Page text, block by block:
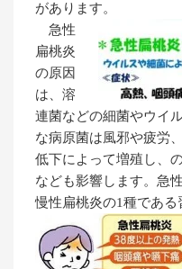
があります。
急性
扁桃炎
の原因
は、溶
連菌などの細菌やウイ
な病原菌は風邪や疲労
低下によって増殖し、
なども影響します。急
慢性扁桃炎の1種であ